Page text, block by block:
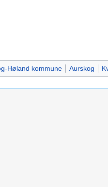
Høland kommune Aurskog